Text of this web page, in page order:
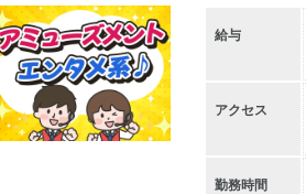
給与
アクセス
勤務時間